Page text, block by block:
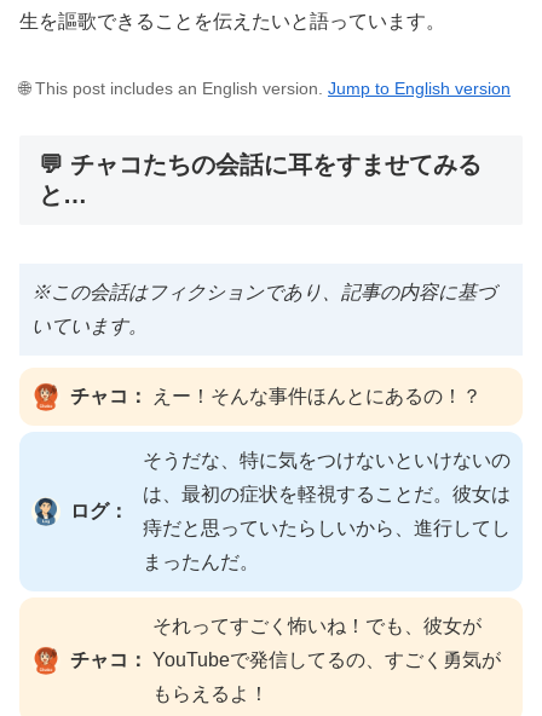
生を謳歌できることを伝えたいと語っています。
🌐 This post includes an English version. Jump to English version
💬 チャコたちの会話に耳をすませてみる
と…
※この会話はフィクションであり、記事の内容に基づ
いています。
チャコ： えー！そんな事件ほんとにあるの！？
ログ：
そうだな、特に気をつけないといけないの
は、最初の症状を軽視することだ。彼女は
痔だと思っていたらしいから、進行してし
まったんだ。
チャコ：
それってすごく怖いね！でも、彼女が
YouTubeで発信してるの、すごく勇気が
もらえるよ！